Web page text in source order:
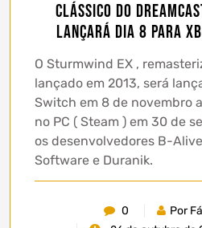
Clássico do
lançará dia 8 para
O Sturmwind EX ,
lançado em 2013, será
Switch em 8 de novembro
no PC ( Steam ) em 30 de
os desenvolvedores B-
Software e Duranik.
0
Por